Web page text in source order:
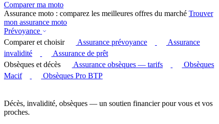
Comparer ma moto
Assurance moto : comparez les meilleures offres du marché Trouver
mon assurance moto
Prévoyance
Comparer et choisir
Assurance prévoyance
Assurance
invalidité
Assurance de prêt
Obsèques et décès
Assurance obsèques — tarifs
Obsèques
Macif
Obsèques Pro BTP
Décès, invalidité, obsèques — un soutien financier pour vous et vos
proches.